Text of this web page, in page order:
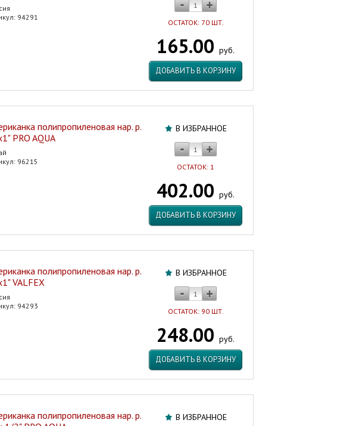
ОСТАТОК: 70 ШТ.
165.00 руб.
ДОБАВИТЬ В КОРЗИНУ
94291
В ИЗБРАННОЕ
ОСТАТОК: 1
402.00 руб.
ДОБАВИТЬ В КОРЗИНУ
полипропиленовая нар. р.
PRO AQUA
96215
В ИЗБРАННОЕ
ОСТАТОК: 90 ШТ.
248.00 руб.
ДОБАВИТЬ В КОРЗИНУ
полипропиленовая нар. р.
VALFEX
94293
В ИЗБРАННОЕ
полипропиленовая нар. р.